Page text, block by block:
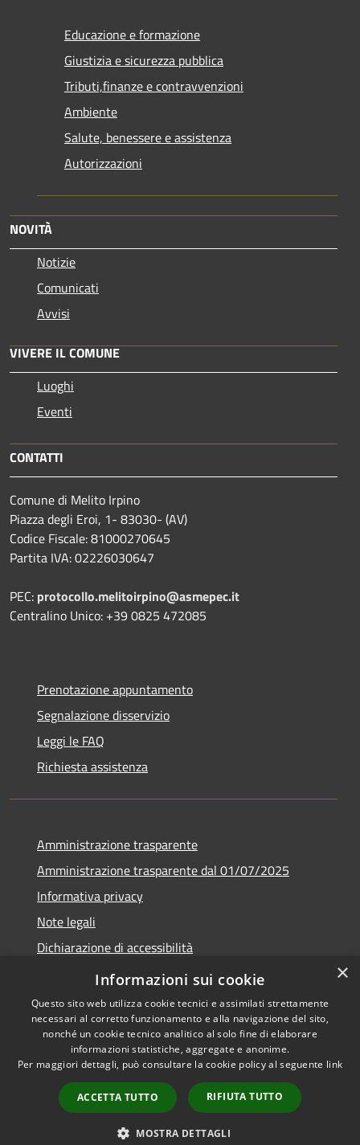
Educazione e formazione
Giustizia e sicurezza pubblica
Tributi,finanze e contravvenzioni
Ambiente
Salute, benessere e assistenza
Autorizzazioni
NOVITÀ
Notizie
Comunicati
Avvisi
VIVERE IL COMUNE
Luoghi
Eventi
CONTATTI
Comune di Melito Irpino
Piazza degli Eroi, 1- 83030- (AV)
Codice Fiscale: 81000270645
Partita IVA: 02226030647
PEC: protocollo.melitoirpino@asmepec.it
Centralino Unico: +39 0825 472085
Prenotazione appuntamento
Segnalazione disservizio
Leggi le FAQ
Richiesta assistenza
Amministrazione trasparente
Amministrazione trasparente dal 01/07/2025
Informativa privacy
Note legali
Dichiarazione di accessibilità
Whistleblowing
Accessibilità
Copyright © 2026 • Comune di
Melito Irpino • Powered by
Municipium•
Accesso
redazione
×
Informazioni sui cookie
Questo sito web utilizza cookie tecnici e assimilati strettamente
necessari al corretto funzionamento e alla navigazione del sito,
nonché un cookie tecnico analitico al solo fine di elaborare
informazioni statistiche, aggregate e anonime.
Per maggiori dettagli, può consultare la cookie policy al seguente link
ACCETTA TUTTO RIFIUTA TUTTO
MOSTRA DETTAGLI